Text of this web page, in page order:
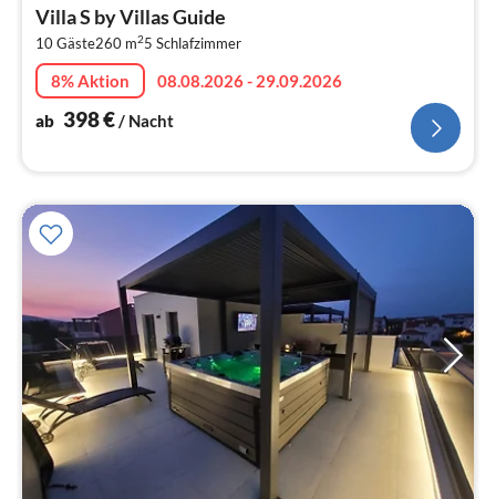
Villa S by Villas Guide
10 Gäste260 m25 Schlafzimmer
8% Aktion
08.08.2026 - 29.09.2026
ab 398€/ Nacht